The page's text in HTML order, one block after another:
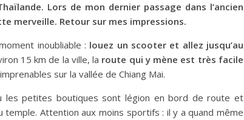
Lors de mon dernier passage dans l’ancien
merveille. Retour sur mes impressions.
inoubliable : louez un scooter et allez jusqu’au
15 km de la ville, la route qui y mène est très facile
imprenables sur la vallée de Chiang Mai.
petites boutiques sont légion en bord de route et
temple. Attention aux moins sportifs : il y a quand même